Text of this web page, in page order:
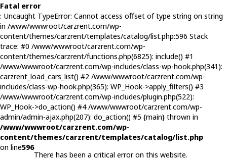
Fatal error
: Uncaught TypeError: Cannot access offset of type string on string
in /www/wwwroot/carzrent.com/wp-
content/themes/carzrent/templates/catalog/list.php:596 Stack
trace: #0 /www/wwwroot/carzrent.com/wp-
content/themes/carzrent/functions.php(6825): include() #1
/www/wwwroot/carzrent.com/wp-includes/class-wp-hook.php(341):
carzrent_load_cars_list() #2 /www/wwwroot/carzrent.com/wp-
includes/class-wp-hook.php(365): WP_Hook->apply_filters() #3
/www/wwwroot/carzrent.com/wp-includes/plugin.php(522):
WP_Hook->do_action() #4 /www/wwwroot/carzrent.com/wp-
admin/admin-ajax.php(207): do_action() #5 {main} thrown in
/www/wwwroot/carzrent.com/wp-
content/themes/carzrent/templates/catalog/list.php
on line596
There has been a critical error on this website.